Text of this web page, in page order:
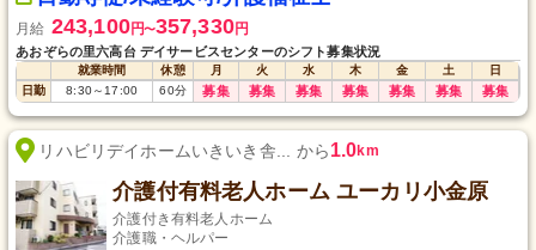
月給 243,100円〜357,330円
あおぞらの里六高台 デイサービスセンターのシフト募集状況
就業時間 休憩 月 火 水 木 金 土
日
日勤
8:30～17:00 60分 募集 募集 募集 募集 募集 募集 募集
リハビリデイホームいきいき舎... から1.0km
介護付有料老人ホーム ユーカリ小金原
介護付き有料老人ホーム
介護職・ヘルパー